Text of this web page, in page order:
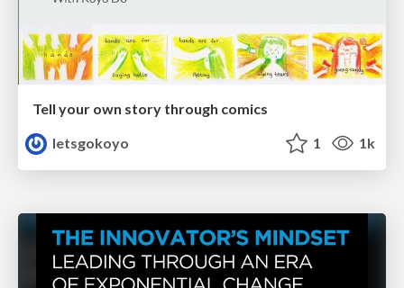
Tell your own story through comics
letsgokoyo
1 1k